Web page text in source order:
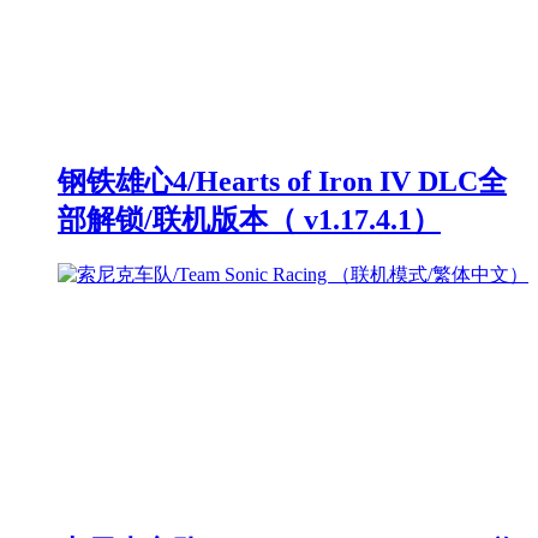
钢铁雄心4/Hearts of Iron IV DLC全
部解锁/联机版本（ v1.17.4.1）